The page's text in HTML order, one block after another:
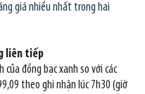
giá nhiều nhất trong hai
liên tiếp
của đồng bạc xanh so với các
theo ghi nhận lúc 7h30 (giờ